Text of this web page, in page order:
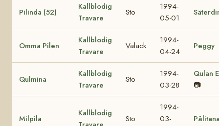
Pilinda (52)
Kallblodig
Travare
Sto
1994-
05-01
Omma Pilen
Kallblodig
Travare
Valack
1994-
04-24
Peggy
Qulmina
Kallblodig
Travare
Sto
1994-
03-28
Qulan
📷
Milpila
Kallblodig
Sto
1994-
03-